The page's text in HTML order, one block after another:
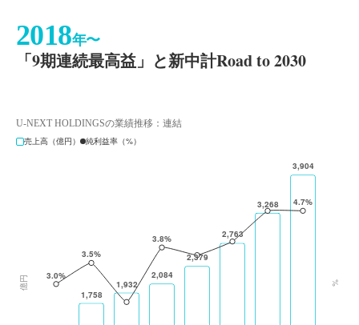
2018年〜
「9期連続最高益」と新中計Road to 2030
U-NEXT HOLDINGSの業績推移：連結
売上高（億円）
純利益率（%）